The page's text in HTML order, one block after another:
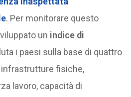
. Per monitorare questo
un indice di
i paesi sulla base di quattro
fisiche,
lavoro, capacità di